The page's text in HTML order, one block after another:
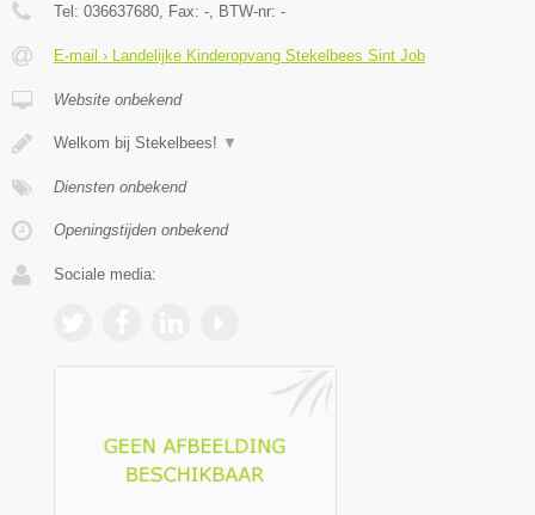
Tel: 036637680 , Fax: - , BTW-nr: -
E-mail › Landelijke Kinderopvang Stekelbees Sint Job
Website onbekend
Welkom bij Stekelbees! ▼
Diensten onbekend
Openingstijden onbekend
Sociale media: